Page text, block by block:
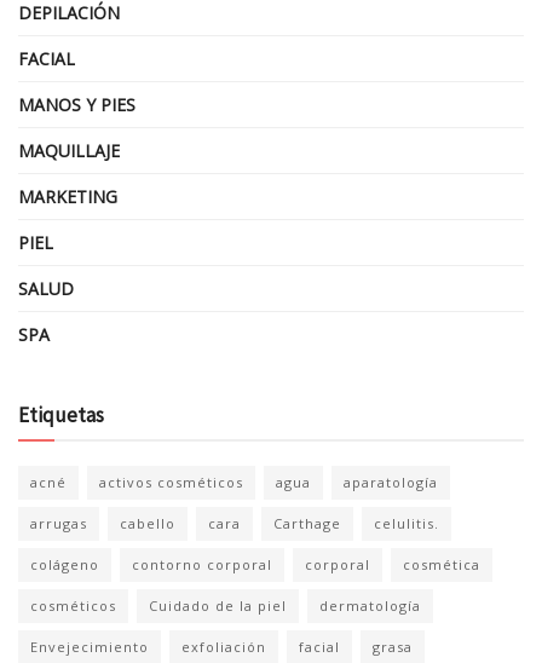
DEPILACIÓN
FACIAL
MANOS Y PIES
MAQUILLAJE
MARKETING
PIEL
SALUD
SPA
Etiquetas
acné activos cosméticos agua aparatología
arrugas cabello cara Carthage celulitis.
colágeno contorno corporal corporal cosmética
cosméticos Cuidado de la piel dermatología
Envejecimiento exfoliación facial grasa